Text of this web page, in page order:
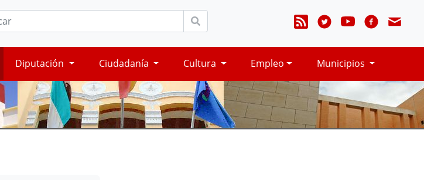
Diputación Ciudadanía Cultura Empleo Municipios